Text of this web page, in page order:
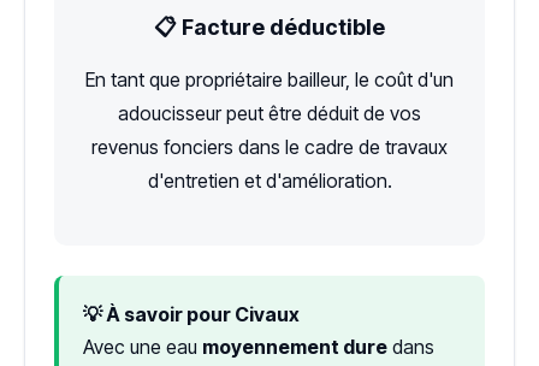
📋 Facture déductible
En tant que propriétaire bailleur, le coût d'un
adoucisseur peut être déduit de vos
revenus fonciers dans le cadre de travaux
d'entretien et d'amélioration.
💡 À savoir pour Civaux
Avec une eau moyennement dure dans